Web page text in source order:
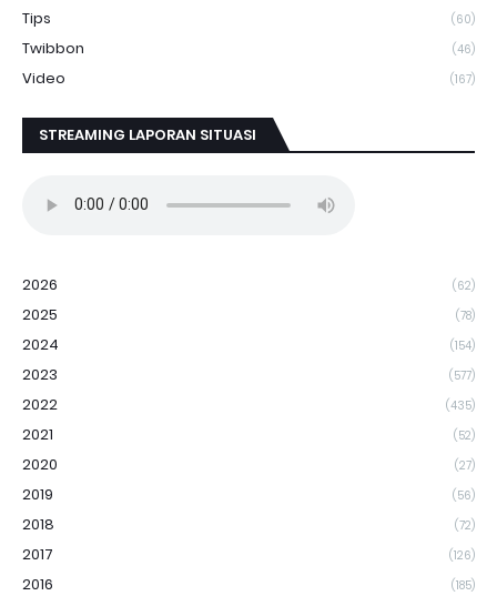
Tips (60)
Twibbon (46)
Video (167)
STREAMING LAPORAN SITUASI
2026 (62)
2025 (78)
2024 (154)
2023 (577)
2022 (435)
2021 (52)
2020 (27)
2019 (56)
2018 (72)
2017 (126)
2016 (185)